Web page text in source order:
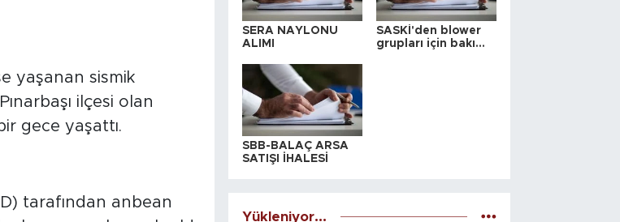
yaşanan sismik
ilçesi olan
gece yaşattı.
tarafından anbean
SERA NAYLONU
ALIMI
SASKİ'den blower
grupları için bakım
SBB-BALAÇ ARSA
SATIŞI İHALESİ
Yükleniyor...